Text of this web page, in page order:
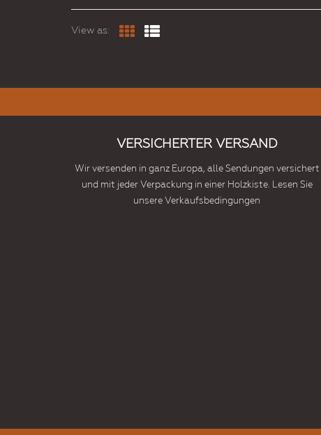
View as:
VERSICHERTER VERSAND
Wir versenden in ganz Europa, alle Sendungen versichert
und mit jeder Verpackung in einer Holzkiste. Lesen Sie
unsere Verkaufsbedingungen